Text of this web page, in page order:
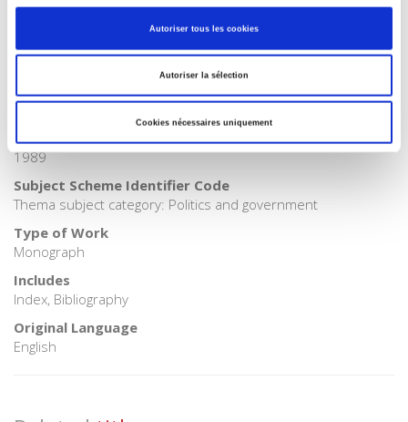
Autoriser tous les cookies
Autoriser la sélection
Cookies nécessaires uniquement
POL000000 POLITICAL SCIENCE
06 Professional and scholarly
CLIL (Version 2013-2019)
3283 SCIENCES POLITIQUES
Title First Published
1989
Subject Scheme Identifier Code
Thema subject category: Politics and government
Type of Work
Monograph
Includes
Index, Bibliography
Original Language
English